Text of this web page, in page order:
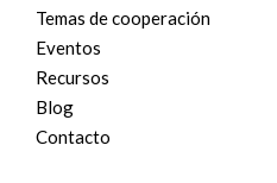
Temas de cooperación
Eventos
Recursos
Blog
Contacto